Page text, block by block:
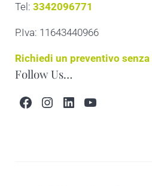
Tel: 3342096771
P.Iva: 11643440966
Richiedi un preventivo
Follow Us…
Facebook
Instagram
LinkedInYouTube